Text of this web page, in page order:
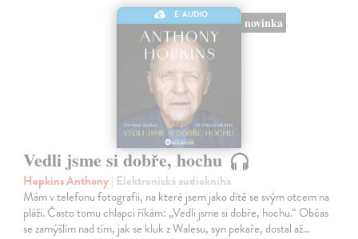
E-AUDIO
novinka
Vedli jsme si dobře, hochu
Hopkins Anthony| Elektronická audiokniha
Mám v telefonu fotografii, na které jsem jako dítě se svým otcem na
pláži. Často tomu chlapci říkám: „Vedli jsme si dobře, hochu.“ Občas
se zamýšlím nad tím, jak se kluk z Walesu, syn pekaře, dostal až…